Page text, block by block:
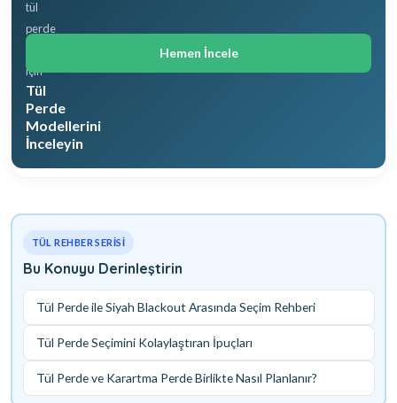
tül
perde
için
Tül
Perde
Modellerini
İnceleyin
Hemen İncele
TÜL REHBER SERISI
Bu Konuyu Derinleştirin
Tül Perde ile Siyah Blackout Arasında Seçim Rehberi
Tül Perde Seçimini Kolaylaştıran İpuçları
Tül Perde ve Karartma Perde Birlikte Nasıl Planlanır?